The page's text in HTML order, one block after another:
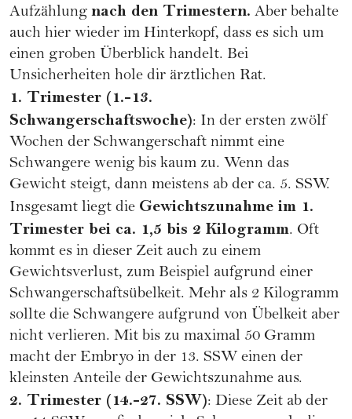
Aufzählung nach den Trimestern. Aber behalte
auch hier wieder im Hinterkopf, dass es sich um
einen groben Überblick handelt. Bei
Unsicherheiten hole dir ärztlichen Rat.
1. Trimester (1.-13.
Schwangerschaftswoche): In der ersten zwölf
Wochen der Schwangerschaft nimmt eine
Schwangere wenig bis kaum zu. Wenn das
Gewicht steigt, dann meistens ab der ca. 5. SSW.
Insgesamt liegt die Gewichtszunahme im 1.
Trimester bei ca. 1,5 bis 2 Kilogramm. Oft
kommt es in dieser Zeit auch zu einem
Gewichtsverlust, zum Beispiel aufgrund einer
Schwangerschaftsübelkeit. Mehr als 2 Kilogramm
sollte die Schwangere aufgrund von Übelkeit aber
nicht verlieren. Mit bis zu maximal 50 Gramm
macht der Embryo in der 13. SSW einen der
kleinsten Anteile der Gewichtszunahme aus.
2. Trimester (14.-27. SSW): Diese Zeit ab der